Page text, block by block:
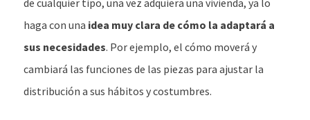
de cualquier tipo, una vez adquiera una vivienda, ya lo
haga con una idea muy clara de cómo la adaptará a
sus necesidades. Por ejemplo, el cómo moverá y
cambiará las funciones de las piezas para ajustar la
distribución a sus hábitos y costumbres.